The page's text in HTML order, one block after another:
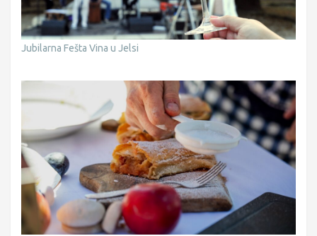
Jubilarna Fešta Vina u Jelsi